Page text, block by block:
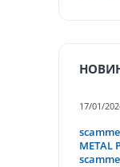
17/01/
METAL